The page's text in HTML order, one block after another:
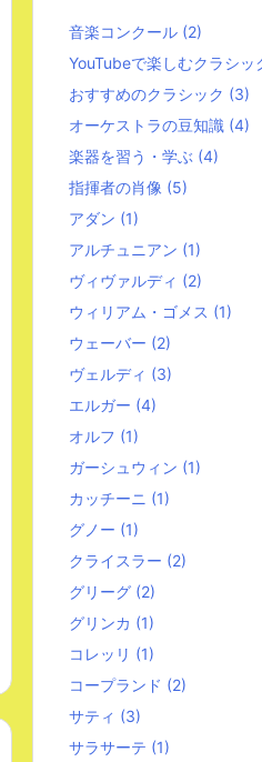
音楽コンクール (2)
YouTubeで楽しむクラシッ
おすすめのクラシック (3)
オーケストラの豆知識 (4)
楽器を習う・学ぶ (4)
指揮者の肖像 (5)
アダン (1)
アルチュニアン (1)
ヴィヴァルディ (2)
ウィリアム・ゴメス (1)
ウェーバー (2)
ヴェルディ (3)
エルガー (4)
オルフ (1)
ガーシュウィン (1)
カッチーニ (1)
グノー (1)
クライスラー (2)
グリーグ (2)
グリンカ (1)
コレッリ (1)
コープランド (2)
サティ (3)
サラサーテ (1)